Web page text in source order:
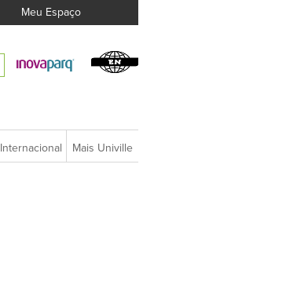
Meu Espaço
Internacional Mais Univille